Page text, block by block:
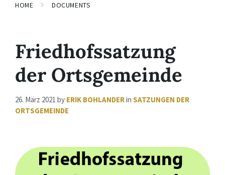
HOME DOCUMENTS
Friedhofssatzung
der Ortsgemeinde
26. März 2021 by ERIK BOHLANDERin SATZUNGEN DER
ORTSGEMEINDE